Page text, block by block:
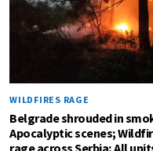
WILDFIRES RAGE
Belgrade shrouded in
Apocalyptic scenes;